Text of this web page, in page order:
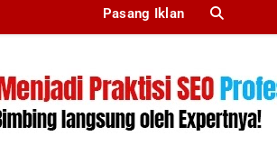
Pasang Iklan